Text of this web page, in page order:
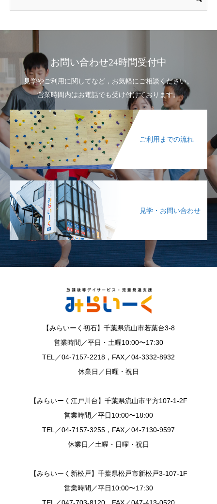
お問い合わせ24時間受付中
見学やご利用に関してなど，お気軽にご相談ください。
営業時間内はお電話でも受け付けております。
ご利用までの流れ
見学・お問い合わせ
【みらいーく初石】千葉県流山市若葉台3-8
営業時間／平日・土曜10:00〜17:30
TEL／04-7157-2218，FAX／04-3332-8932
休業日／日曜・祝日
【みらいーく江戸川台】千葉県流山市平方107-1-2F
営業時間／平日10:00〜18:00
TEL／04-7157-3255，FAX／04-7130-9597
休業日／土曜・日曜・祝日
【みらいーく新松戸】千葉県松戸市新松戸3-107-1F
営業時間／平日10:00〜17:30